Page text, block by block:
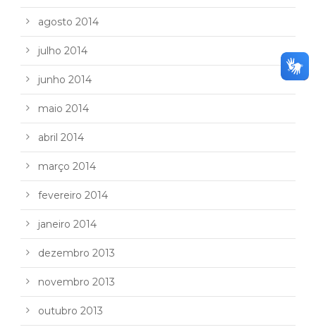
agosto 2014
julho 2014
junho 2014
maio 2014
abril 2014
março 2014
fevereiro 2014
janeiro 2014
dezembro 2013
novembro 2013
outubro 2013